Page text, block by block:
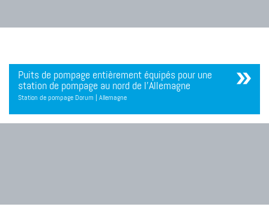
Puits de pompage entièrement équipés pour une
station de pompage au nord de l'Allemagne
Station de pompage Dorum | Allemagne